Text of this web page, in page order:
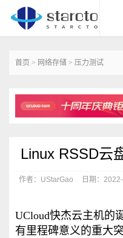
首页 > 网络存储 > 压力测试
Linux RSSD云
作者：UStarGao 日期：
UCloud快杰云主机的
有里程碑意义的重大突